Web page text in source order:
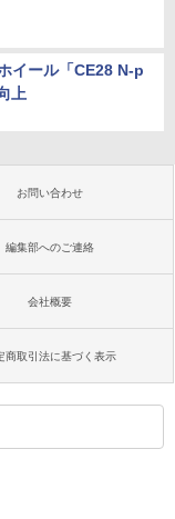
イール「CE28 N-p
上
お問い合わせ
編集部へのご連絡
会社概要
商取引法に基づく表示